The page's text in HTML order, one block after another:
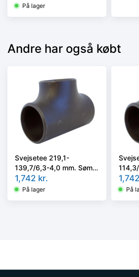
På lager
Andre har også købt
Svejsetee 219,1-
139,7/6,3-4,0 mm. Søml.
Kval. P235GH, EN 10253-
2/rk2 type A.
1,742 kr.
På lager
Kval.
2/rk2
1,742
På